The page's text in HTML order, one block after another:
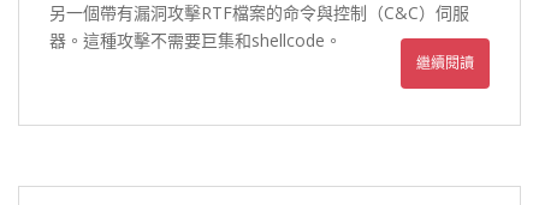
另一個帶有漏洞攻擊RTF檔案的命令與控制（C&C）伺服
器。這種攻擊不需要巨集和shellcode。
繼續閱讀